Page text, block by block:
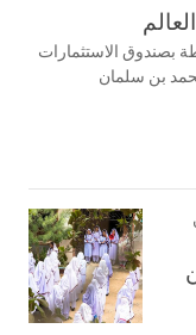
بصندوق الاستثمارات
بن سلمان